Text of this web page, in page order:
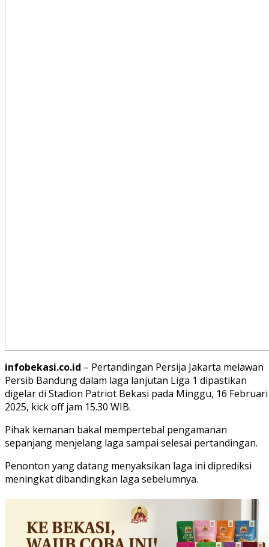
infobekasi.co.id – Pertandingan Persija Jakarta melawan
Persib Bandung dalam laga lanjutan Liga 1 dipastikan
digelar di Stadion Patriot Bekasi pada Minggu, 16 Februari
2025, kick off jam 15.30 WIB.
Pihak kemanan bakal mempertebal pengamanan
sepanjang menjelang laga sampai selesai pertandingan.
Penonton yang datang menyaksikan laga ini diprediksi
meningkat dibandingkan laga sebelumnya.